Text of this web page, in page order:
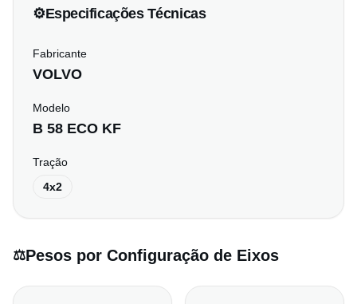
⚙️Especificações Técnicas
Fabricante
VOLVO
Modelo
B 58 ECO KF
Tração
4x2
⚖️Pesos por Configuração de Eixos